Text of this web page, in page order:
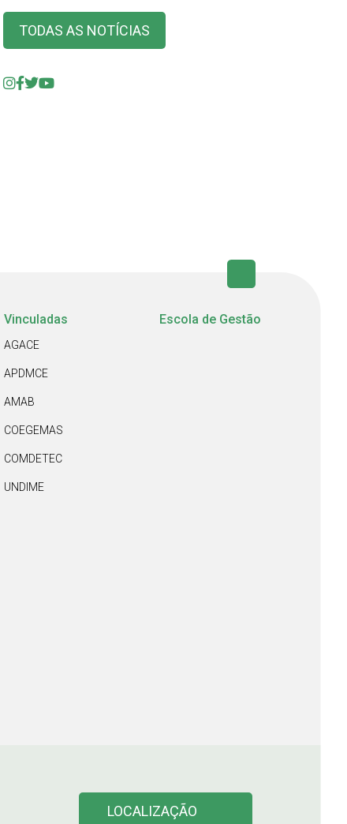
TODAS AS NOTÍCIAS
Vinculadas
AGACE
APDMCE
AMAB
COEGEMAS
COMDETEC
UNDIME
Escola de Gestão
LOCALIZAÇÃO